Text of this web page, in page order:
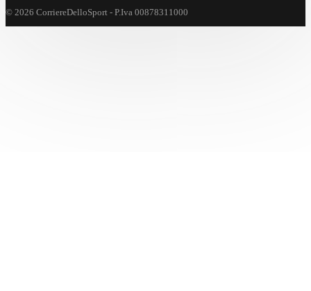
© 2026 CorriereDelloSport - P.Iva 00878311000